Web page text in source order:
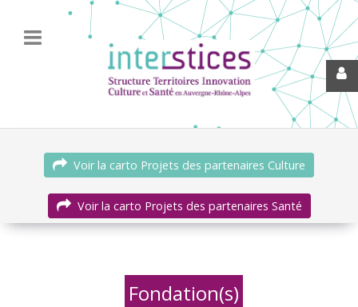
Voir la carto Projets des partenaires Culture
Voir la carto Projets des partenaires Santé
Fondation(s)